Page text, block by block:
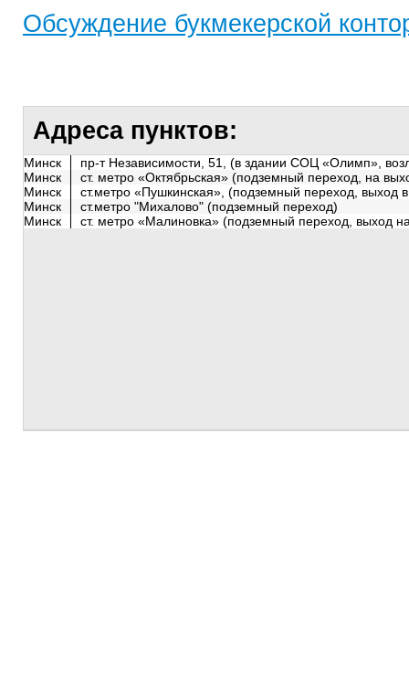
Обсуждение букмекерской
Адреса пунктов:
Минск
пр-т Независимости, 51, (в здании СОЦ «Олимп»,
Минск
ст. метро «Октябрьская» (подземный переход, на
Минск
ст.метро «Пушкинская», (подземный переход, выход
Минск
ст.метро "Михалово" (подземный переход)
Минск
ст. метро «Малиновка» (подземный переход, выход